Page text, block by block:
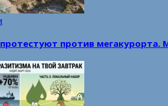
против мегакурорта.